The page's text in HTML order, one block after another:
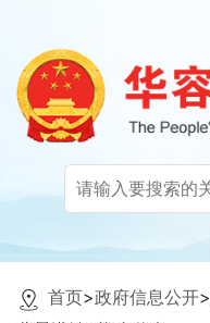
首页>政府信息公开>